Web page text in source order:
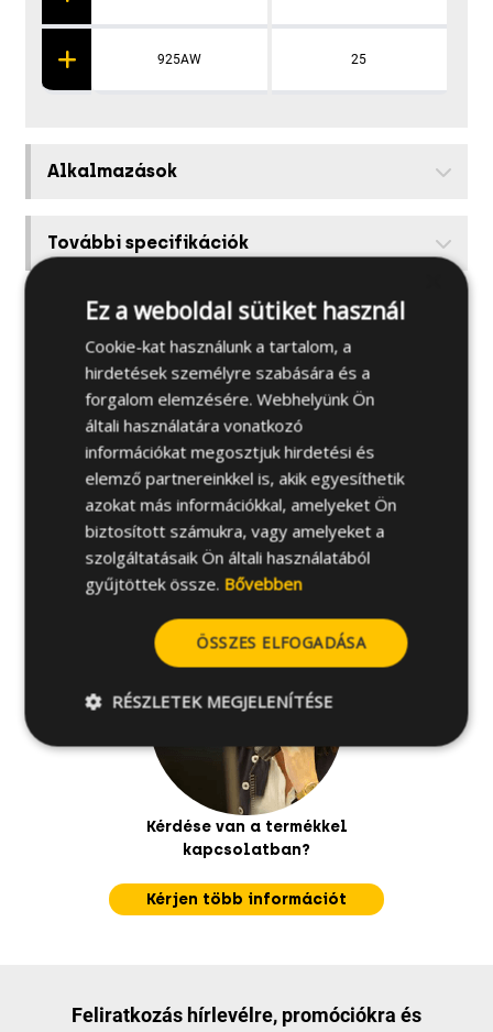
925AW 25
Alkalmazások
További specifikációk
Alapanyagok
Kapcsolódó termékek
Telepítési útmutató
Hasznos tanácsok
Kérdése van a termékkel
kapcsolatban?
Kérjen több információt
Feliratkozás hírlevélre, promóciókra és
Ez a weboldal sütiket használ
Cookie-kat használunk a tartalom, a
hirdetések személyre szabására és a
forgalom elemzésére. Webhelyünk Ön
általi használatára vonatkozó
információkat megosztjuk hirdetési és
elemző partnereinkkel is, akik egyesíthetik
azokat más információkkal, amelyeket Ön
biztosított számukra, vagy amelyeket a
szolgáltatásaik Ön általi használatából
gyűjtöttek össze. Bővebben
ÖSSZES ELFOGADÁSA
RÉSZLETEK MEGJELENÍTÉSE